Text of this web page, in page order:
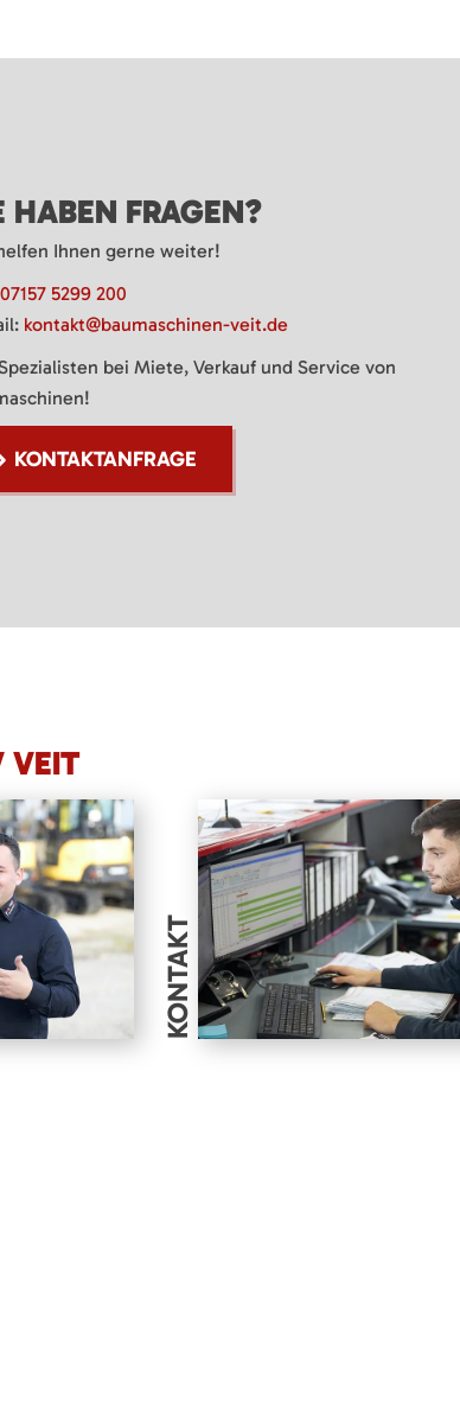
HABEN FRAGEN?
Ihnen gerne weiter!
07157 5299 200
kontakt@baumaschinen-veit.de
bei Miete, Verkauf und Service von
KONTAKTANFRAGE
VEIT
KONTAKT